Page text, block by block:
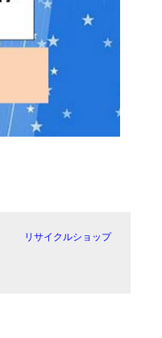
リサイクルショップ